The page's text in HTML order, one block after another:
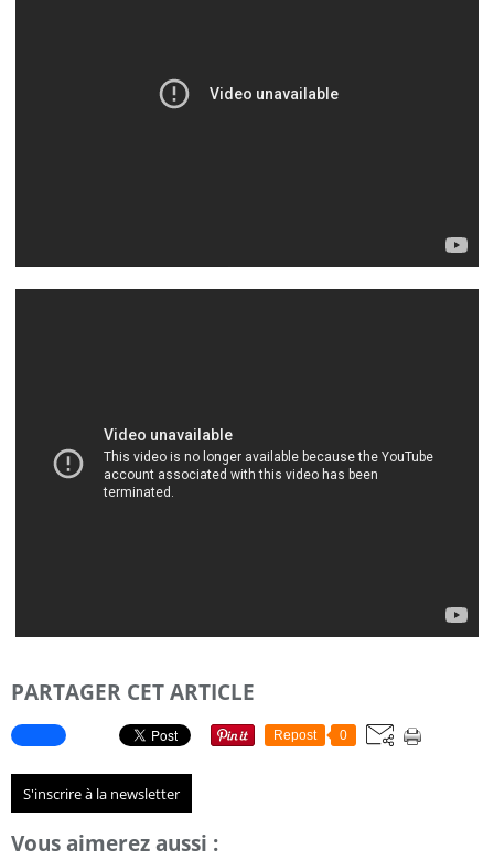
PARTAGER CET ARTICLE
Repost 0
S'inscrire à la newsletter
Vous aimerez aussi :